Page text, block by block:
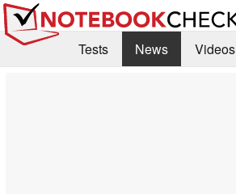
Tests News
Videos